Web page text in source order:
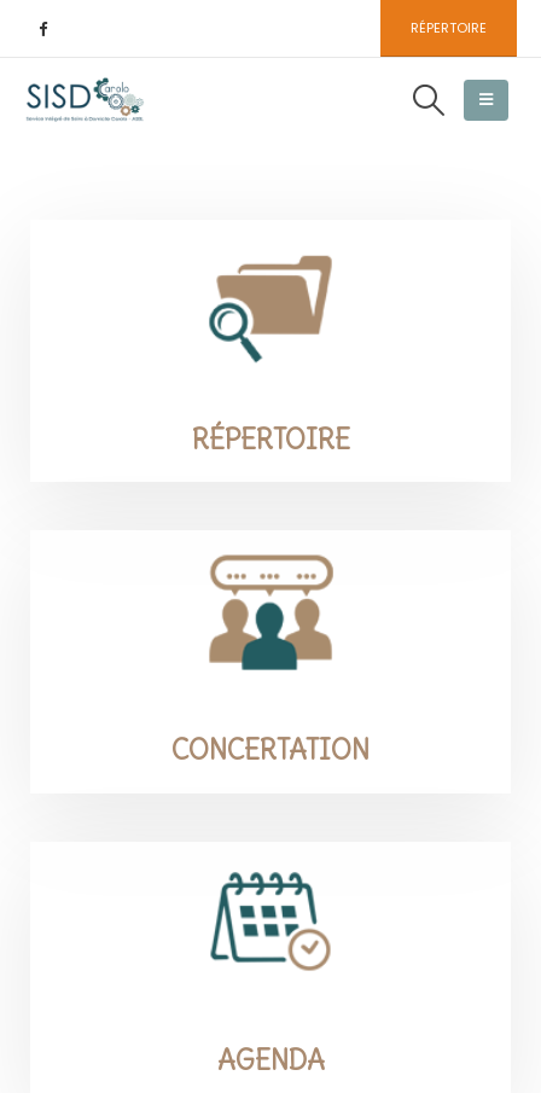
RÉPERTOIRE
RÉPERTOIRE
CONCERTATION
AGENDA